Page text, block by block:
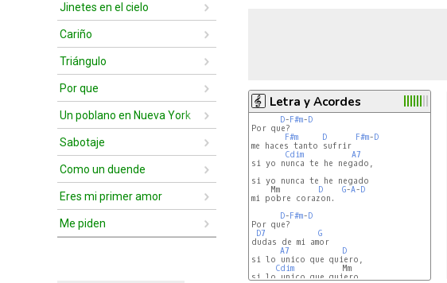
Jinetes en el cielo
Cariño
Triángulo
Por que
Un poblano en Nueva York
Sabotaje
Como un duende
Eres mi primer amor
Me piden
Letra y Acordes
D-F#m-D
Por que?
F#m
D F#m-D
me haces tanto sufrir
Cdim
A7
si yo nunca te he negado,
si yo nunca te he negado
    Mm
D G-A-D
mi pobre corazon.
D-F#m-D
Por que?
D7
G
dudas de mi amor
A7
D
si lo unico que quiero,
Cdim
          Mm
si lo unico que quiero